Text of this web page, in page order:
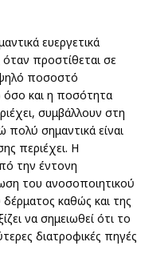
ευεργετικά
προστίθεται σε
ποσοστό
όσο και η ποσότητα
συμβάλλουν στη
πολύ σημαντικά είναι
περιέχει. Η
την έντονη
του ανοσοποιητικού
καθώς και της
να σημειωθεί ότι το
διατροφικές πηγές